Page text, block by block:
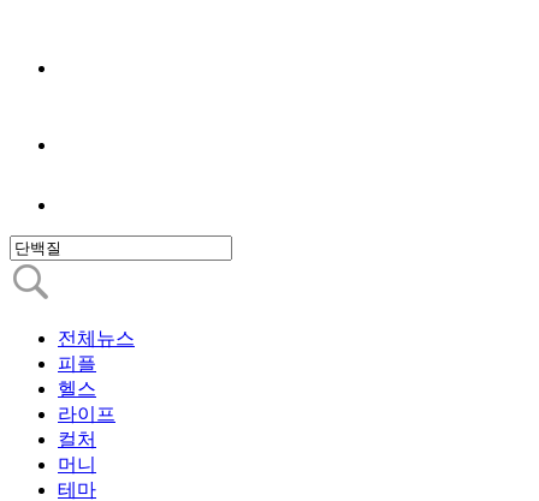
전체뉴스
피플
헬스
라이프
컬처
머니
테마